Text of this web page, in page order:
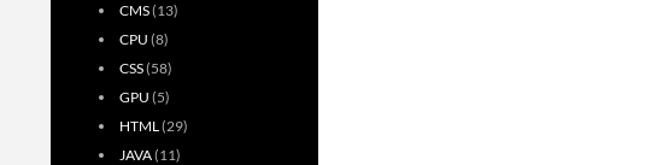
CMS(13)
CPU (8)
CSS(58)
GPU (5)
HTML(29)
JAVA(11)